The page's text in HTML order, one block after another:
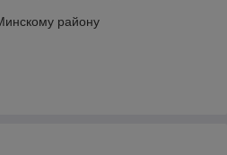
району